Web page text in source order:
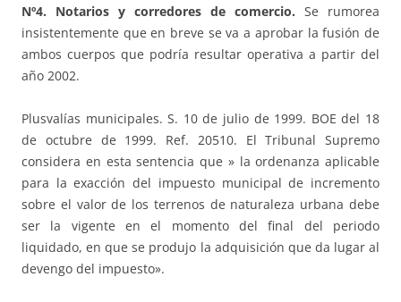
Nº4. Notarios y corredores de comercio. Se rumorea
insistentemente que en breve se va a aprobar la fusión de
ambos cuerpos que podría resultar operativa a partir del
año 2002.
Plusvalías municipales. S. 10 de julio de 1999. BOE del 18
de octubre de 1999. Ref. 20510. El Tribunal Supremo
considera en esta sentencia que » la ordenanza aplicable
para la exacción del impuesto municipal de incremento
sobre el valor de los terrenos de naturaleza urbana debe
ser la vigente en el momento del final del periodo
liquidado, en que se produjo la adquisición que da lugar al
devengo del impuesto».